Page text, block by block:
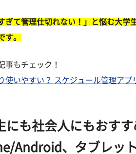
ぎて管理仕切れない！」と悩む大学
す。
もチェック！
使いやすい？ スケジュール管理アプ
にも社会人にもおすす
Android、タブレッ